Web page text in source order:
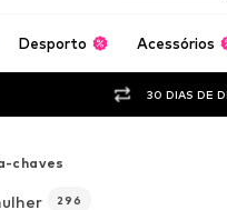
Desporto Acessórios
30 DIAS DE
chaves
296